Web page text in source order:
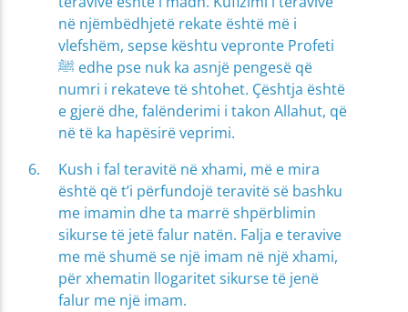
në njëmbëdhjetë rekate është më i
vlefshëm, sepse kështu vepronte Profeti
ﷺ edhe pse nuk ka asnjë pengesë që
numri i rekateve të shtohet. Çështja është
e gjerë dhe, falënderimi i takon Allahut, që
në të ka hapësirë veprimi.
Kush i fal teravitë në xhami, më e mira
është që t’i përfundojë teravitë së bashku
me imamin dhe ta marrë shpërblimin
sikurse të jetë falur natën. Falja e teravive
me më shumë se një imam në një xhami,
për xhematin llogaritet sikurse të jenë
falur me një imam.